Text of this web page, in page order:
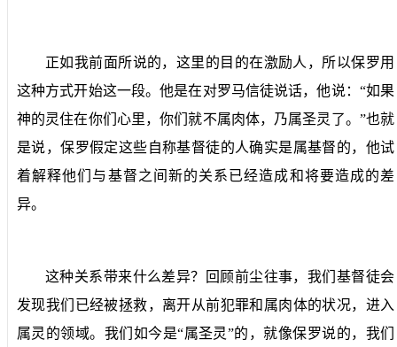
正如我前面所说的，这里的目的在激励人，所以保罗用
这种方式开始这一段。他是在对罗马信徒说话，他说：“如果
神的灵住在你们心里，你们就不属肉体，乃属圣灵了。”也就
是说，保罗假定这些自称基督徒的人确实是属基督的，他试
着解释他们与基督之间新的关系已经造成和将要造成的差
异。
这种关系带来什么差异？回顾前尘往事，我们基督徒会
发现我们已经被拯救，离开从前犯罪和属肉体的状况，进入
属灵的领域。我们如今是“属圣灵”的，就像保罗说的，我们